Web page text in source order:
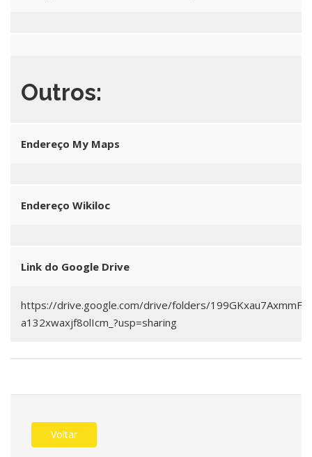
Outros:
Endereço My Maps
Endereço Wikiloc
Link do Google Drive
https://drive.google.com/drive/folders/199GKxau7AxmmF4-
a132xwaxjf8olIcm_?usp=sharing
Voltar